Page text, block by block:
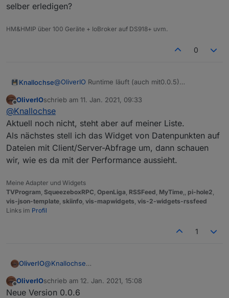
selber erledigen?
HM&HMIP über 100 Geräte + IoBroker auf DS918+ uvm.
0
Knallochse@OliverIO Runtime läuft (auch mit0.0.5)
kein "das noch und das noch ..."
Gib bitte Bescheid, wenn dein Grundgerüst steht,
dann schreibe ich Konfigurationswünsche.
Bis jetzt gefällt mir das ganze echt gut
Anmerkung: Die Menge der Daten unter Objekte-
tvprogram.0.program scheinen sich auf die
Performance auszuwirken.
Mittlerweile habe ich da 8 Einträge (2021-01-09 bis
2021-01-16). Werden da auch wieder welche
selbstständig gelöscht, oder müsste ich das aktuell
selber erledigen?
Offline
OliverIOschrieb am 11. Jan. 2021, 09:33
zuletzt editiert von
@Knallochse
Aktuell noch nicht, steht aber auf meiner Liste.
Als nächstes stell ich das Widget von Datenpunkten auf
Dateien mit Client/Server-Abfrage um, dann schauen
wir, wie es da mit der Performance aussieht.
Meine Adapter und Widgets
TVProgram, SqueezeboxRPC, OpenLiga, RSSFeed, MyTime,, pi-hole2,
vis-json-template, skiinfo, vis-mapwidgets, vis-2-widgets-rssfeed
Links im Profil
1
OliverIO@Knallochse
Als nächstes stell ich das Widget von Datenpunkten
auf Dateien mit Client/Server-Abfrage um, dann
Offline
OliverIOschrieb am 12. Jan. 2021, 15:08
zuletzt editiert von
Neue Version 0.0.6